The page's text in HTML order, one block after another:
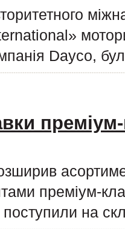
Dayco,
преміум-
на